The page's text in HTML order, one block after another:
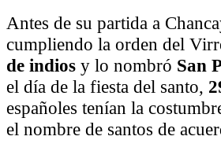
Antes de su partida a
cumpliendo la orden del
de indios y lo nombró San
el día de la fiesta del santo,
españoles tenían la
el nombre de santos de